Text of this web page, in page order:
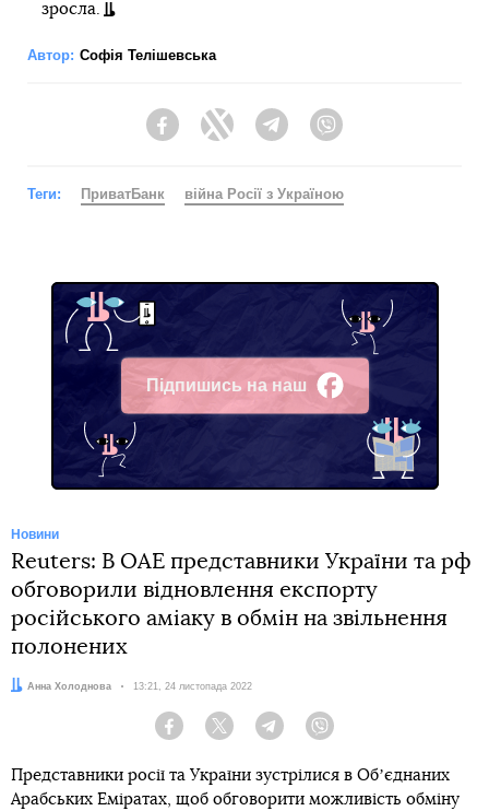
зросла.
Автор: Софія Телішевська
FacebookTwitter Telegram
Теги: ПриватБанк війна Росії з Україною
Підпишись на наш
Facebook
Новини
Reuters: В ОАЕ представники України та рф
обговорили відновлення експорту
російського аміаку в обмін на звільнення
полонених
Автор:
Анна Холоднова Дата:
13:21, 24 листопада 2022
Facebook Twitter Telegram
Представники росії та України зустрілися в Обʼєднаних
Арабських Еміратах, щоб обговорити можливість обміну